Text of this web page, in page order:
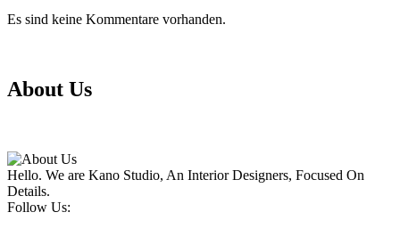
Es sind keine Kommentare vorhanden.
About Us
Hello. We are Kano Studio, An Interior Designers, Focused On
Details.
Follow Us: